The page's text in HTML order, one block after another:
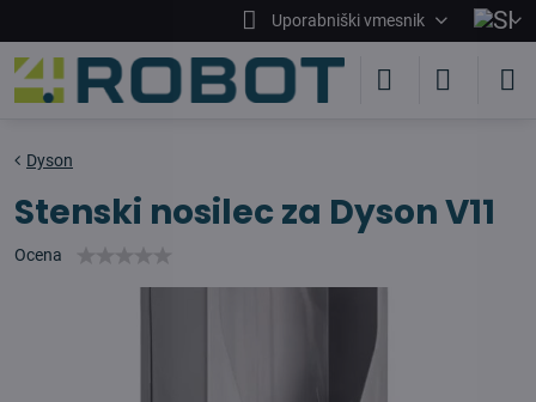
Uporabniški vmesnik
Dyson
Stenski nosilec za Dyson V11
Ocena